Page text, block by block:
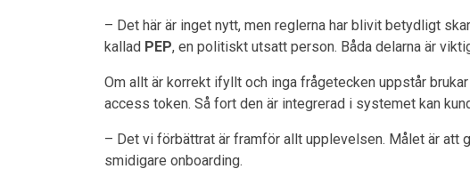
– Det här är inget nytt, men reglerna har blivit betydligt
kallad PEP, en politiskt utsatt person. Båda delarna är
Om allt är korrekt ifyllt och inga frågetecken uppstår
access token. Så fort den är integrerad i systemet kan
– Det vi förbättrat är framför allt upplevelsen. Målet är att
smidigare onboarding.